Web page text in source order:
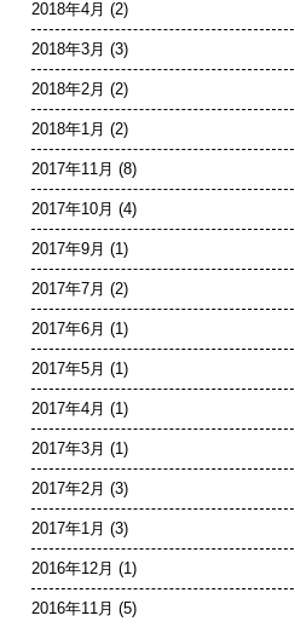
2018年4月 (2)
2018年3月 (3)
2018年2月 (2)
2018年1月 (2)
2017年11月 (8)
2017年10月 (4)
2017年9月 (1)
2017年7月 (2)
2017年6月 (1)
2017年5月 (1)
2017年4月 (1)
2017年3月 (1)
2017年2月 (3)
2017年1月 (3)
2016年12月 (1)
2016年11月 (5)